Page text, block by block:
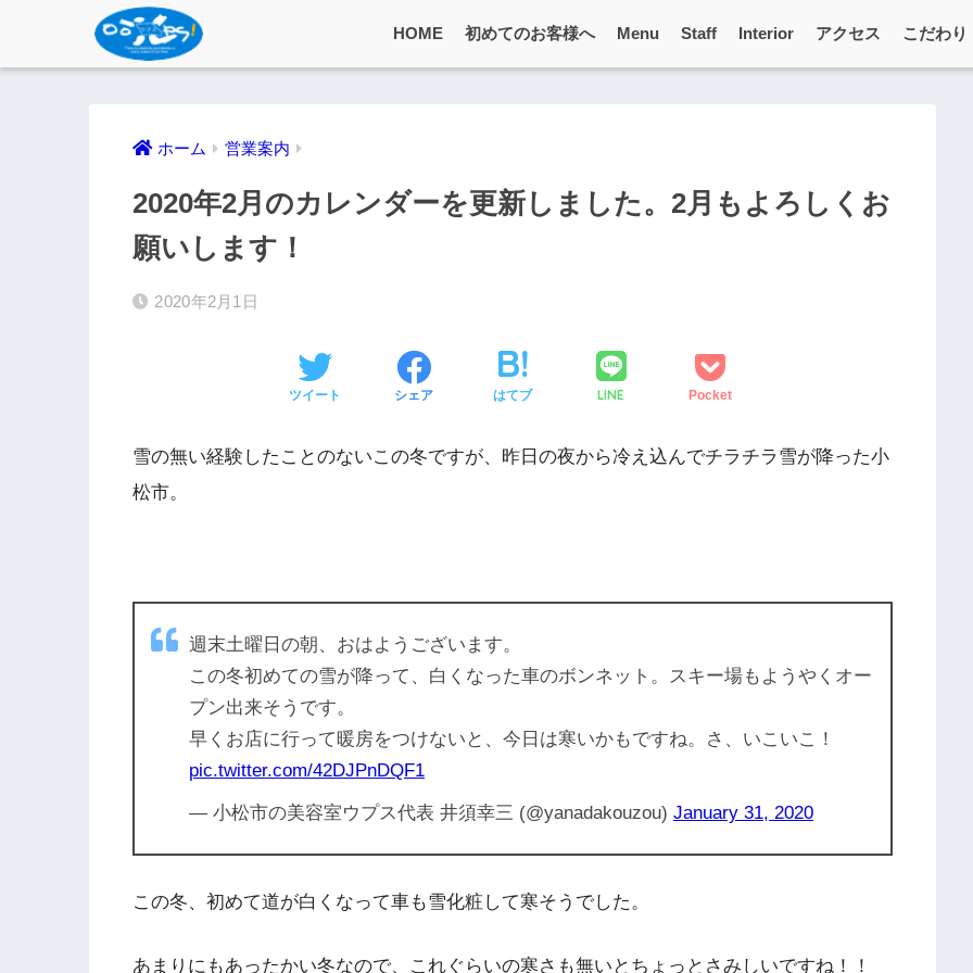
HOME 初めてのお客様へ Menu Staff Interior アクセス こだわり
ホーム 営業案内
2020年2月のカレンダーを更新しました。2月もよろしくお
願いします！
2020年2月1日
ツイート シェア はてブ LINE Pocket
雪の無い経験したことのないこの冬ですが、昨日の夜から冷え込んでチラチラ雪が降った小
松市。
週末土曜日の朝、おはようございます。
この冬初めての雪が降って、白くなった車のボンネット。スキー場もようやくオー
プン出来そうです。
早くお店に行って暖房をつけないと、今日は寒いかもですね。さ、いこいこ！
pic.twitter.com/42DJPnDQF1
— 小松市の美容室ウプス代表 井須幸三 (@yanadakouzou) January 31, 2020
この冬、初めて道が白くなって車も雪化粧して寒そうでした。
あまりにもあったかい冬なので、これぐらいの寒さも無いとちょっとさみしいですね！！